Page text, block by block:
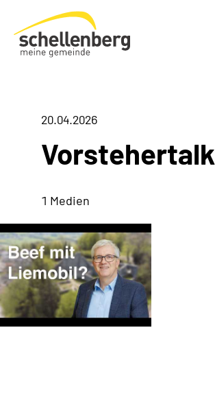
Gemeinde Schellenberg Startseite
20.04.2026
Vorstehertalk
1 Medien